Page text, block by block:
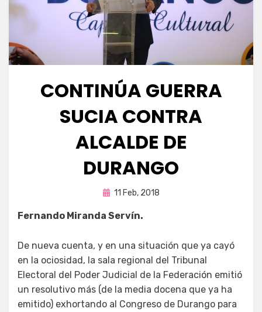
CONTINÚA GUERRA
SUCIA CONTRA
ALCALDE DE
DURANGO
porFernando Miranda Servín
Publicada
11 Feb, 2018
Fernando Miranda Servín.
De nueva cuenta, y en una situación que ya cayó
en la ociosidad, la sala regional del Tribunal
Electoral del Poder Judicial de la Federación emitió
un resolutivo más (de la media docena que ya ha
emitido) exhortando al Congreso de Durango para